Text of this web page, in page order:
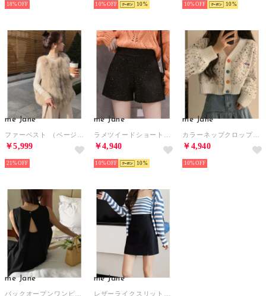
18% 10% 10 10% 10
me Jane
￥5,999
21%
me Jane
￥4,940
10% 10
me Jane
￥4,940
10%
me Jane me Jane